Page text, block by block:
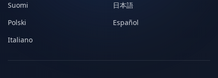
Suomi
日本語
Polski
Español
Italiano